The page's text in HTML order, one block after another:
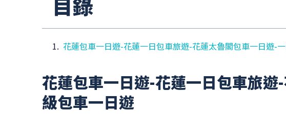
花蓮包車一日遊-花蓮一日包車旅遊-花蓮太魯閣包車一日遊-
花蓮包車一日遊-花蓮一日包車旅
級包車一日遊